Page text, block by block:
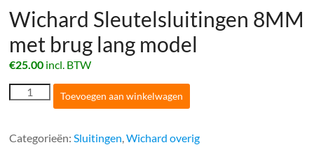
Wichard Sleutelsluitingen 8MM
met brug lang model
€25.00 incl. BTW
Wichard
Sleutelsluitingen
brug
Toevoegen aan winkelwagen
Categorieën: Sluitingen ,Wichard overig